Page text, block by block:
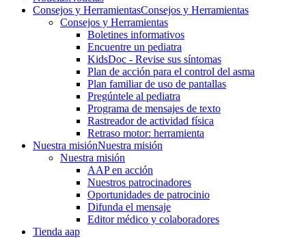
Consejos y HerramientasConsejos y Herramientas
Consejos y Herramientas
Boletines informativos
Encuentre un pediatra
KidsDoc - Revise sus síntomas
Plan de acción para el control del asma
Plan familiar de uso de pantallas
Pregúntele al pediatra
Programa de mensajes de texto
Rastre​​ador de activida​d física
Retraso motor: herramienta
Nuestra misiónNuestra misión
Nuestra misión
AAP en acción
Nuestros patrocinadores
Oportunidades de patrocinio
Difunda el mensaje
Editor médico y colaboradores
Tienda aap